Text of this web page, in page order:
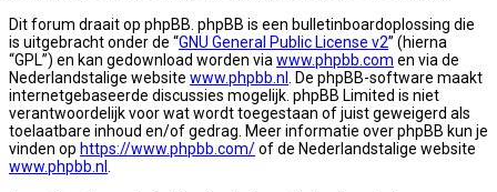
Dit forum draait op phpBB. phpBB is een bulletinboardoplossing die
is uitgebracht onder de “GNU General Public License v2” (hierna
“GPL”) en kan gedownload worden viawww.phpbb.com en via de
Nederlandstalige website www.phpbb.nl . De phpBB-software maakt
internetgebaseerde discussies mogelijk. phpBB Limited is niet
verantwoordelijk voor wat wordt toegestaan of juist geweigerd als
toelaatbare inhoud en/of gedrag. Meer informatie over phpBB kun je
vinden op https://www.phpbb.com/of de Nederlandstalige website
www.phpbb.nl .